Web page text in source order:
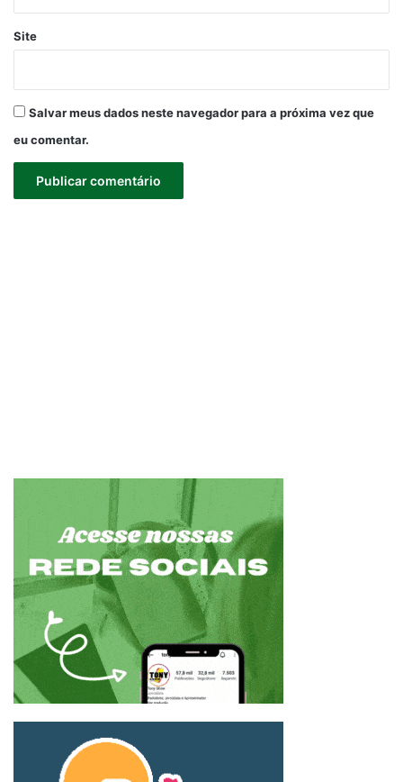
Site
Salvar meus dados neste navegador para a próxima vez que
eu comentar.